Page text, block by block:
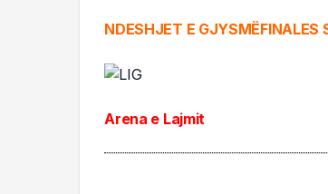
NDESHJET E GJYSMËFINALES
Arena e Lajmit